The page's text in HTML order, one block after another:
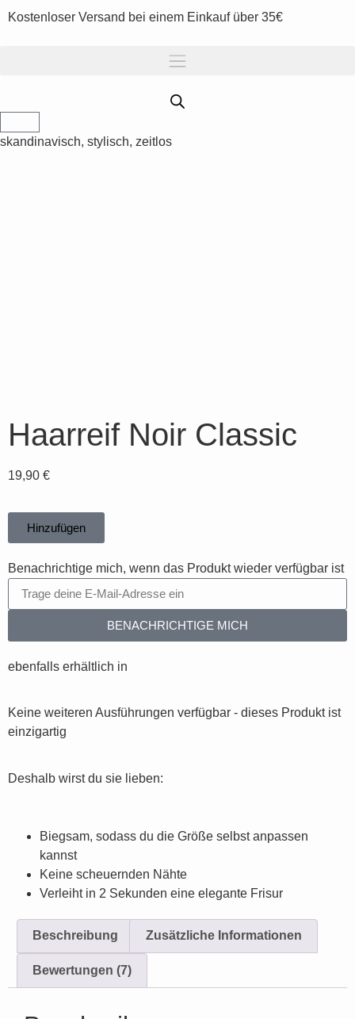
Kostenloser Versand bei einem Einkauf über 35€
skandinavisch, stylisch, zeitlos
Haarreif Noir Classic
19,90 €
Hinzufügen
Benachrichtige mich, wenn das Produkt wieder verfügbar ist
BENACHRICHTIGE MICH
ebenfalls erhältlich in
Keine weiteren Ausführungen verfügbar - dieses Produkt ist
einzigartig
Deshalb wirst du sie lieben:
Biegsam, sodass du die Größe selbst anpassen
kannst
Keine scheuernden Nähte
Verleiht in 2 Sekunden eine elegante Frisur
Beschreibung Zusätzliche Informationen
Bewertungen (7)